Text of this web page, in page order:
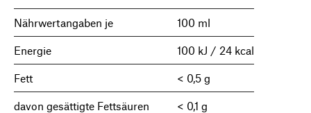
Nährwertangaben je 100 ml
Energie 100 kJ / 24 kcal
Fett < 0,5 g
davon gesättigte Fettsäuren < 0,1 g